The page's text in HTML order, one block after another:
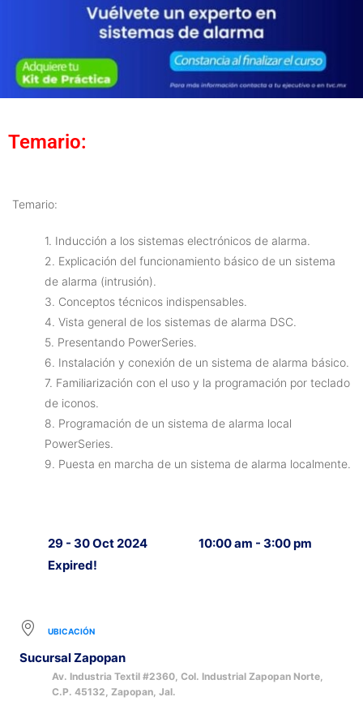
Temario:
Temario:
1. Inducción a los sistemas electrónicos de alarma.
2. Explicación del funcionamiento básico de un sistema
de alarma (intrusión).
3. Conceptos técnicos indispensables.
4. Vista general de los sistemas de alarma DSC.
5. Presentando PowerSeries.
6. Instalación y conexión de un sistema de alarma básico.
7. Familiarización con el uso y la programación por teclado
de iconos.
8. Programación de un sistema de alarma local
PowerSeries.
9. Puesta en marcha de un sistema de alarma localmente.
29 - 30 Oct 2024
Expired!
10:00 am - 3:00 pm
UBICACIÓN
Sucursal Zapopan
Av. Industria Textil #2360, Col. Industrial Zapopan Norte,
C.P. 45132, Zapopan, Jal.